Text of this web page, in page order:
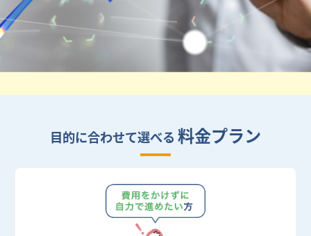
目的に合わせて選べる 料金プラン